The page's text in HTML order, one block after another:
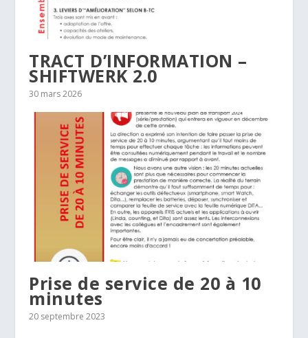
TRACT D’INFORMATION –
SHIFTWERK 2.0
30 mars 2026
Prise de service de 20 à 10
minutes
20 septembre 2023